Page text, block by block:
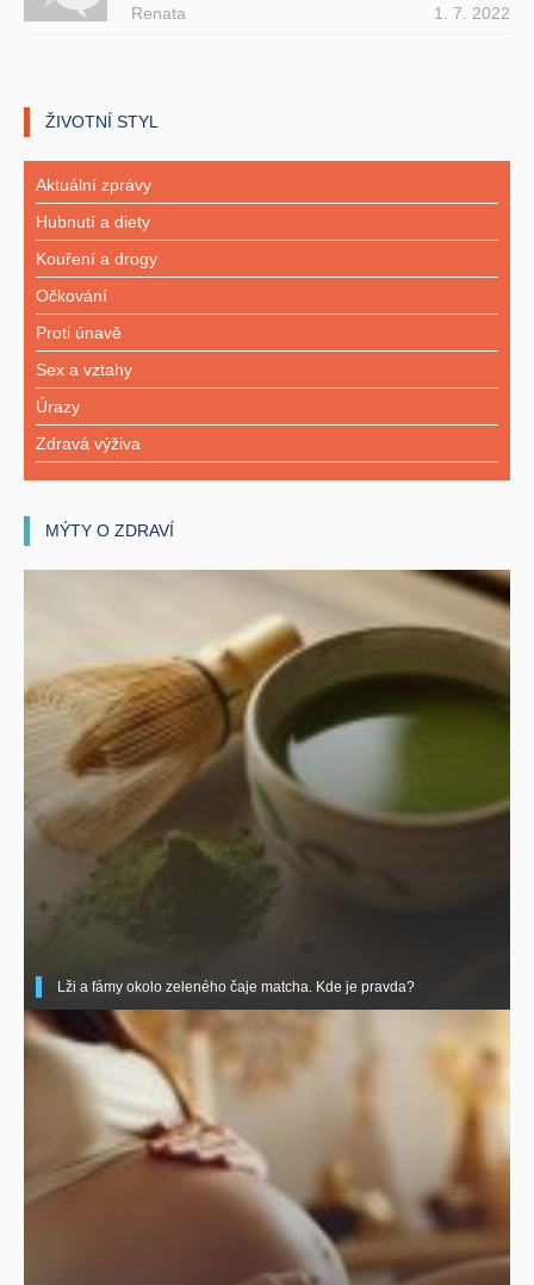
Renata 1. 7. 2022
ŽIVOTNÍ STYL
Aktuální zprávy
Hubnutí a diety
Kouření a drogy
Očkování
Proti únavě
Sex a vztahy
Úrazy
Zdravá výživa
MÝTY O ZDRAVÍ
Lži a fámy okolo zeleného čaje matcha. Kde je pravda?